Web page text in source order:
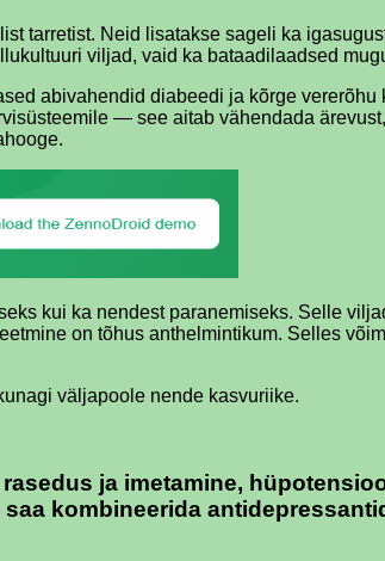
tarretist. Neid lisatakse sageli ka
viljad, vaid ka bataadilaadsed
abivahendid diabeedi ja kõrge
— see aitab vähendada
kui ka nendest paranemiseks. Selle
on tõhus anthelmintikum. Selles
väljapoole nende kasvuriike.
ja imetamine,
kombineerida